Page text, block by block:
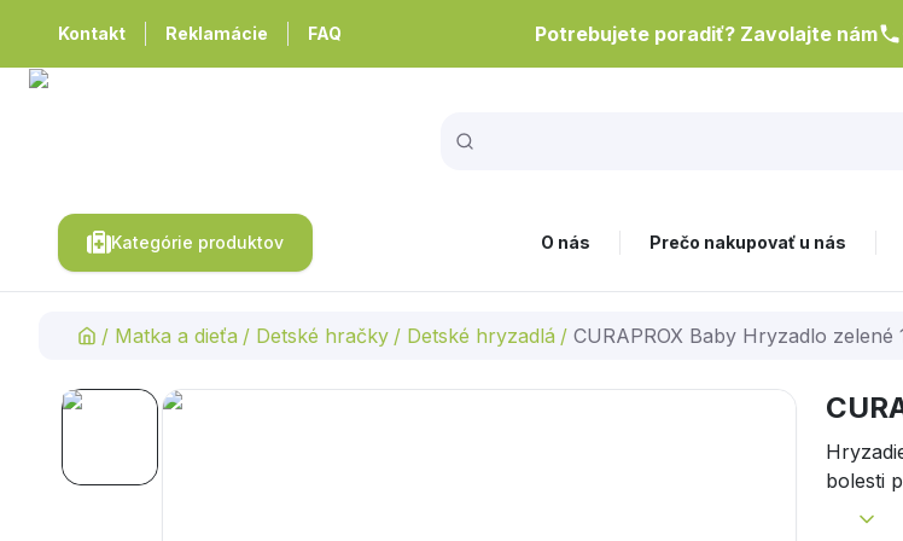
Kontakt Reklamácie FAQ Potrebujete poradiť? Zavolajte nám
Kategórie produktov O nás Prečo nakupovať u nás
/ Matka a dieťa / Detské hračky / Detské hryzadlá / CURAPROX Baby Hryzadlo zelené
bolesti